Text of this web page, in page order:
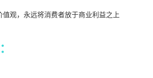
值观，永远将消费者放于商业利益之上